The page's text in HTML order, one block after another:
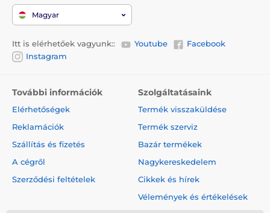
Magyar
Itt is elérhetőek vagyunk:: Youtube
Facebook
Instagram
További információk
Elérhetőségek
Reklamációk
Szállítás és fizetés
A cégről
Szerződési feltételek
Szolgáltatásaink
Termék visszaküldése
Termék szerviz
Bazár termékek
Nagykereskedelem
Cikkek és hírek
Vélemények és értékelések